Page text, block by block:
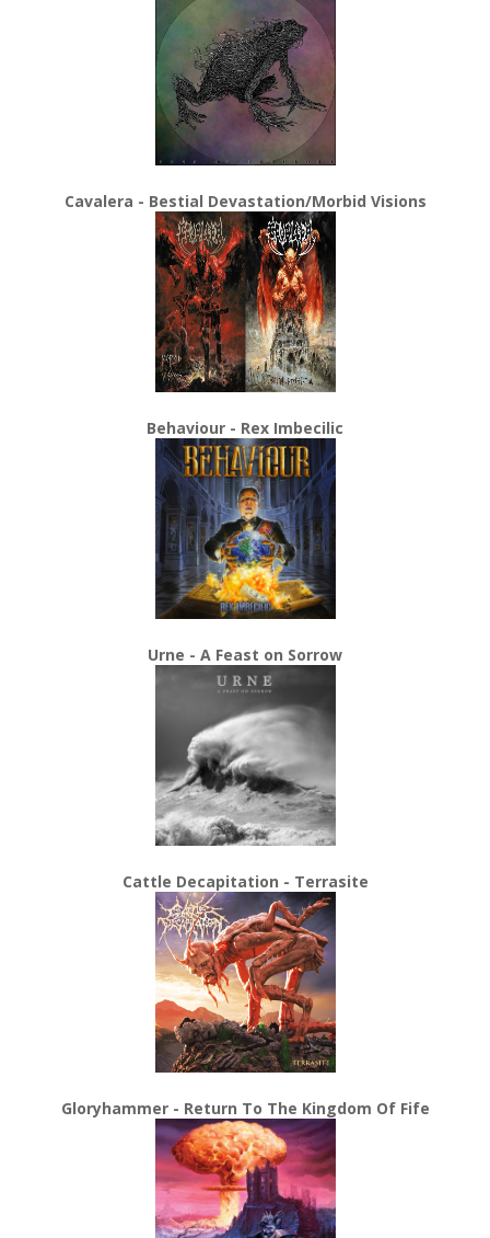
Cavalera - Bestial Devastation/Morbid Visions
Behaviour - Rex Imbecilic
Urne - A Feast on Sorrow
Cattle Decapitation - Terrasite
Gloryhammer - Return To The Kingdom Of Fife